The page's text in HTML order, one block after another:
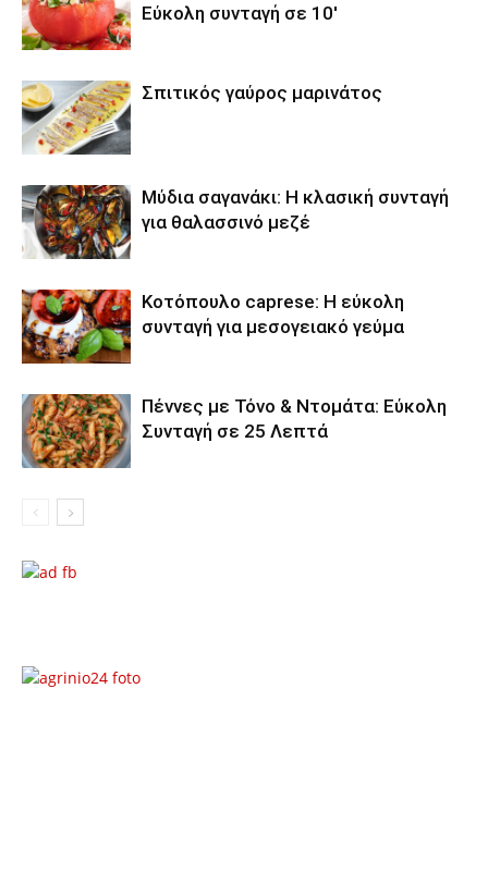
Εύκολη συνταγή σε 10′
Σπιτικός γαύρος μαρινάτος
Μύδια σαγανάκι: Η κλασική συνταγή
για θαλασσινό μεζέ
Κοτόπουλο caprese: Η εύκολη
συνταγή για μεσογειακό γεύμα
Πέννες με Τόνο & Ντομάτα: Εύκολη
Συνταγή σε 25 Λεπτά